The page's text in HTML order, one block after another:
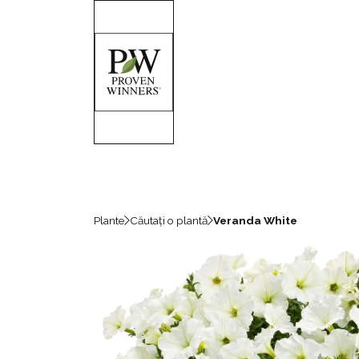
Plante Căutați o plantă Veranda White